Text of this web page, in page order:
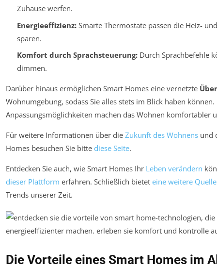
Zuhause werfen.
Energieeffizienz:Smarte Thermostate passen die Heiz-
sparen.
Komfort durch Sprachsteuerung:Durch Sprachbefehle
dimmen.
Darüber hinaus ermöglichen Smart Homes eine vernetzte
Wohnumgebung, sodass Sie alles stets im Blick haben
Anpassungsmöglichkeiten machen das Wohnen komfortabler
Für weitere Informationen über die Zukunft des Wohnens und
Homes besuchen Sie bitte diese Seite.
Entdecken Sie auch, wie Smart Homes Ihr Leben verändern
dieser Plattform erfahren. Schließlich bietet eine weitere Quelle
Trends unserer Zeit.
Die Vorteile eines Smart Homes im